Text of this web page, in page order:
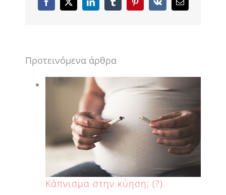
Facebook
X LinkedInTumblrPinterest
Vk Email
Προτεινόμενα άρθρα
Κάπνισμα στην κύηση; (?)